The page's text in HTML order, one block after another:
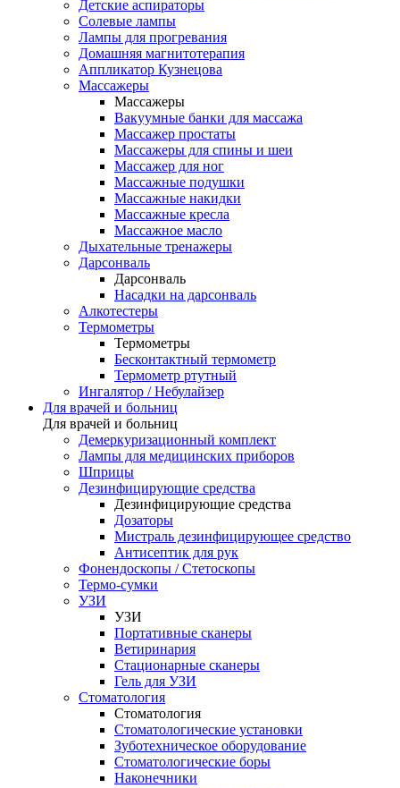
Детские аспираторы
Солевые лампы
Лампы для прогревания
Домашняя магнитотерапия
Аппликатор Кузнецова
Массажеры
Массажеры
Вакуумные банки для массажа
Массажер простаты
Массажеры для спины и шеи
Массажер для ног
Массажные подушки
Массажные накидки
Массажные кресла
Массажное масло
Дыхательные тренажеры
Дарсонваль
Дарсонваль
Насадки на дарсонваль
Алкотестеры
Термометры
Термометры
Бесконтактный термометр
Термометр ртутный
Ингалятор / Небулайзер
Для врачей и больниц
Для врачей и больниц
Демеркуризационный комплект
Лампы для медицинских приборов
Шприцы
Дезинфицирующие средства
Дезинфицирующие средства
Дозаторы
Мистраль дезинфицирующее средство
Антисептик для рук
Фонендоскопы / Стетоскопы
Термо-сумки
УЗИ
УЗИ
Портативные сканеры
Ветиринария
Стационарные сканеры
Гель для УЗИ
Стоматология
Стоматология
Стоматологические установки
Зуботехническое оборудование
Стоматологические боры
Наконечники